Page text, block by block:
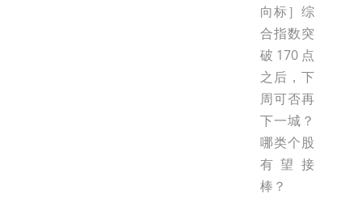
向标］综
合指数突
破170点
之后，下
周可否再
下一城？
哪类个股
有望接
棒？